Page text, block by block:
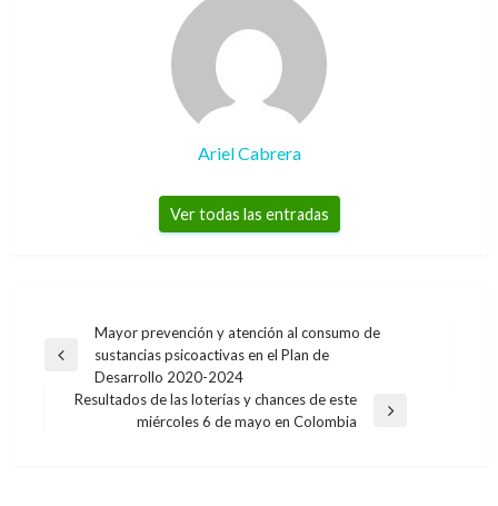
Ariel Cabrera
Ver todas las entradas
Navegación
de
entradas
Entrada
anterior
Mayor prevención y atención al consumo de
sustancias psicoactivas en el Plan de
Desarrollo 2020-2024
Resultados de las loterías y chances de este
miércoles 6 de mayo en Colombia